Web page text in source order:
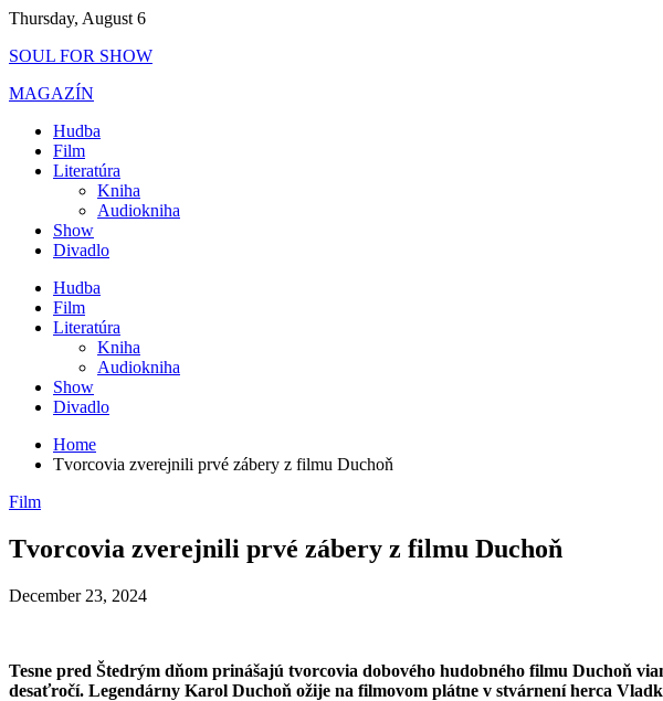
Skip
content
Thursday, August 6
SOUL FOR SHOW
MAGAZÍN
Hudba
Film
Literatúra
Kniha
Audiokniha
Show
Divadlo
Hudba
Film
Literatúra
Kniha
Audiokniha
Show
Divadlo
Home
Tvorcovia zverejnili prvé zábery z filmu Duchoň
Film
Tvorcovia zverejnili prvé zábery z filmu Duchoň
December 23, 2024
Tesne pred Štedrým dňom prinášajú tvorcovia dobového hudobného filmu Duchoň
desaťročí. Legendárny Karol Duchoň ožije na filmovom plátne v stvárnení herca